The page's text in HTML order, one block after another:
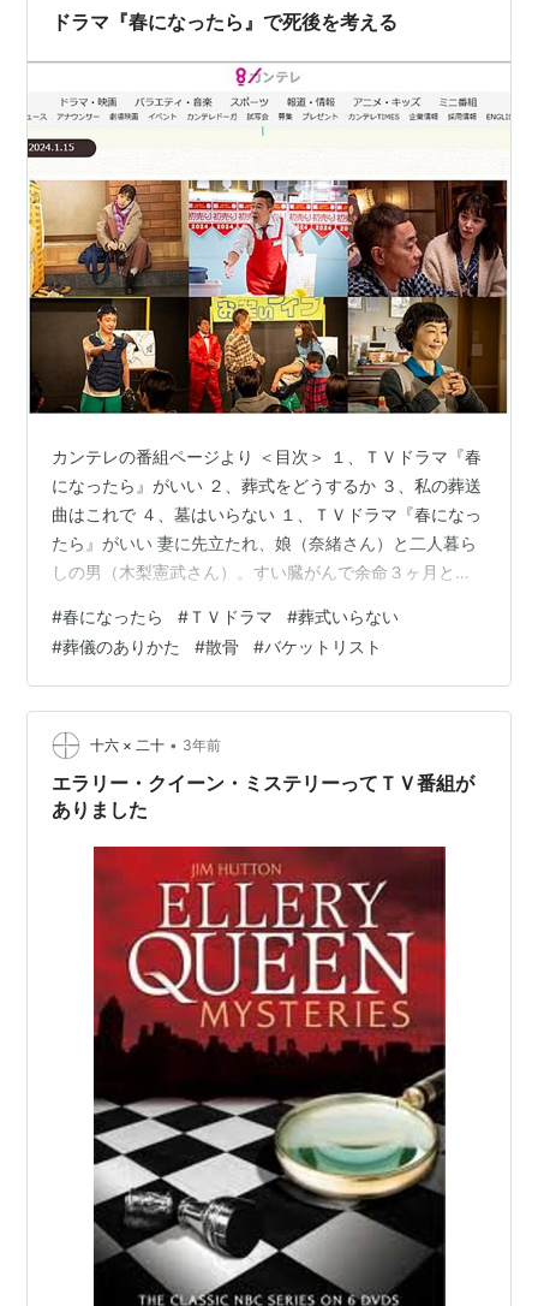
ますが、白眉は1984年の役所広司が武蔵役…
ドラマ『春になったら』で死後を考える
カンテレの番組ページより ＜目次＞ １、ＴＶドラマ『春
になったら』がいい ２、葬式をどうするか ３、私の葬送
曲はこれで ４、墓はいらない １、ＴＶドラマ『春になっ
たら』がいい 妻に先立たれ、娘（奈緒さん）と二人暮ら
しの男（木梨憲武さん）。すい臓がんで余命３ヶ月と知
きようと決意します。娘は無名のバツイチ・子持ちのピ
ン芸人「かずまるくん」（濱田岳さん）と結婚しようと
考えていた矢先、父の病状を知ります。結婚に反対する
父親、結婚のために、お笑いをやめて月給取りになろう
とする彼氏、結婚式と葬式が同時期になりそうな事態に
苦悩する娘・・・もどかしいストーリー…
#春になったら #ＴＶドラマ #葬式いらない
#葬儀のありかた #散骨 #バケットリスト
十六 × 二十 • 3年前
エラリー・クイーン・ミステリーってＴＶ番組が
ありました